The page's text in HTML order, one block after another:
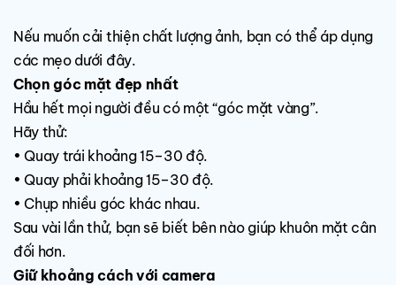
Nếu muốn cải thiện chất lượng ảnh, bạn có thể áp dụng
các mẹo dưới đây.
Chọn góc mặt đẹp nhất
Hầu hết mọi người đều có một “góc mặt vàng”.
Hãy thử:
• Quay trái khoảng 15–30 độ.
• Quay phải khoảng 15–30 độ.
• Chụp nhiều góc khác nhau.
Sau vài lần thử, bạn sẽ biết bên nào giúp khuôn mặt cân
đối hơn.
Giữ khoảng cách với camera